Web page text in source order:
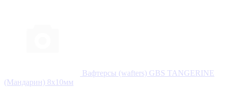
Вафтерсы (wafters) GBS TANGERINE
(Мандарин) 8x10мм